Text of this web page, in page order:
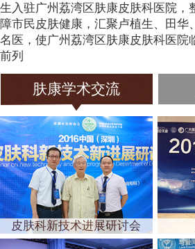
生入驻广州荔湾区肤康皮肤科医院，
障市民皮肤健康，汇聚卢植生、田华
名医，使广州荔湾区肤康皮肤科医院
前列
肤康学术交流
皮肤科新技术进展研讨会